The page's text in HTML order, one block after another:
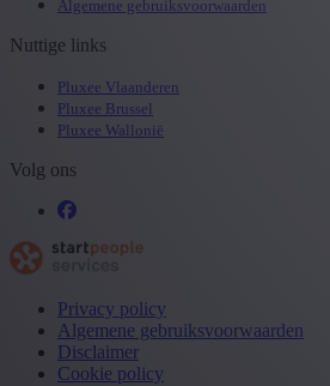
Algemene gebruiksvoorwaarden
Nuttige links
Pluxee Vlaanderen
Pluxee Brussel
Pluxee Wallonië
Volg ons
Privacy policy
Algemene gebruiksvoorwaarden
Disclaimer
Cookie policy